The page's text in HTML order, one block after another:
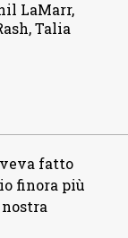
LaMarr,
Talia
fatto
finora più